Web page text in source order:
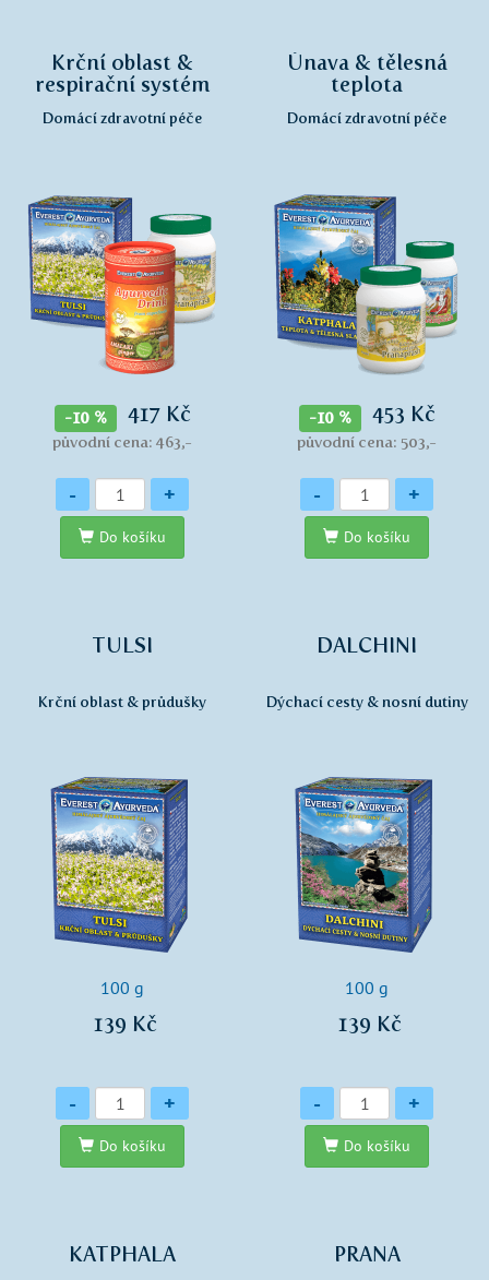
Krční oblast &
respirační systém
Domácí zdravotní péče
-10 % 417 Kč
původní cena: 463,-
Množství
- +
Do košíku
Únava & tělesná
teplota
Domácí zdravotní péče
-10 % 453 Kč
původní cena: 503,-
Množství
- +
Do košíku
TULSI
Krční oblast & průdušky
100 g
139 Kč
Množství
- +
Do košíku
DALCHINI
Dýchací cesty & nosní dutiny
100 g
139 Kč
Množství
- +
Do košíku
KATPHALA PRANA